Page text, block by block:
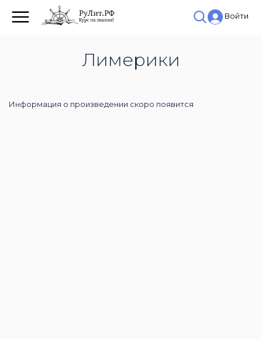
Войти
Лимерики
Информация о произведении скоро появится